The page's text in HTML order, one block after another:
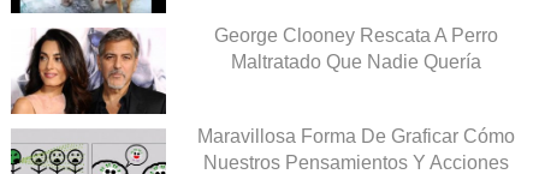
George Clooney Rescata A Perro
Maltratado Que Nadie Quería
Maravillosa Forma De Graficar Cómo
Nuestros Pensamientos Y Acciones